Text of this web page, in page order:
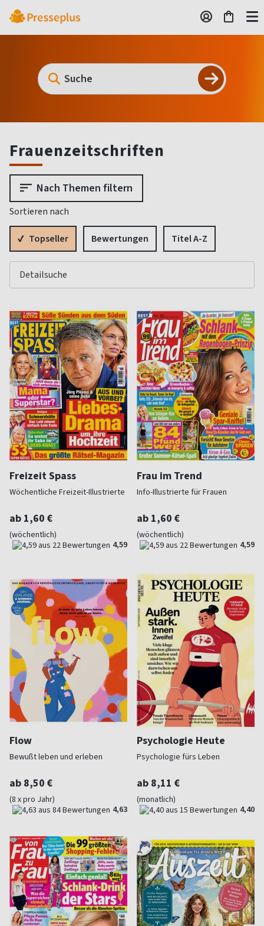
Frauenzeitschriften
Nach Themen filtern
Sortieren nach
Topseller Bewertungen Titel A-Z
Freizeit Spass
Wöchentliche Freizeit-Illustrierte
ab 1,60 €
(wöchentlich)
4,59
Frau im Trend
Info-Illustrierte für Frauen
ab 1,60 €
(wöchentlich)
4,59
Flow
Bewußt leben und erleben
ab 8,50 €
(8 x pro Jahr)
4,63
Psychologie Heute
Psychologie fürs Leben
ab 8,11 €
(monatlich)
4,40